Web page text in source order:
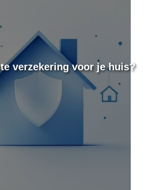
verzekering voor je huis?